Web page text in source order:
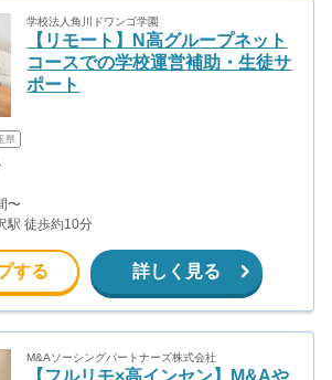
学校法人角川ドワンゴ学園
【リモート】N高グループネット
コースでの学校運営補助・生徒サ
ポート
県
〜
駅 徒歩約10分
する 詳しく見る
M&Aソーシングパートナーズ株式会社